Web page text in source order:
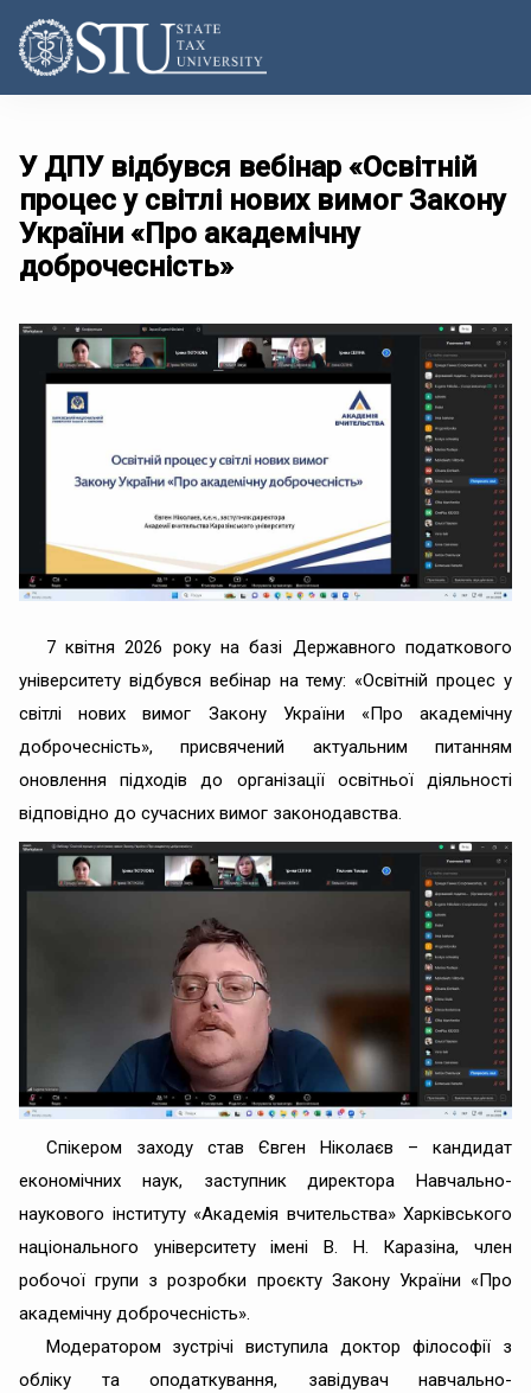
У ДПУ відбувся вебінар «Освітній
процес у світлі нових вимог Закону
України «Про академічну
доброчесність»
7 квітня 2026 року на базі Державного податкового
університету відбувся вебінар на тему: «Освітній процес у
світлі нових вимог Закону України «Про академічну
доброчесність», присвячений актуальним питанням
оновлення підходів до організації освітньої діяльності
відповідно до сучасних вимог законодавства.
Спікером заходу став Євген Ніколаєв – кандидат
економічних наук, заступник директора Навчально-
наукового інституту «Академія вчительства» Харківського
національного університету імені В. Н. Каразіна, член
робочої групи з розробки проєкту Закону України «Про
академічну доброчесність».
Модератором зустрічі виступила доктор філософії з
обліку та оподаткування, завідувач навчально-